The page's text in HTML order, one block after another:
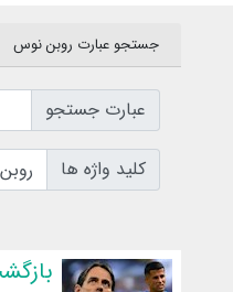
جستجو عبارت روبن نوس
عبارت جستجو
کلید واژه ها